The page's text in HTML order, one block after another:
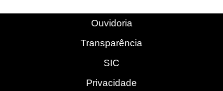
Ouvidoria
Transparência
SIC
Privacidade